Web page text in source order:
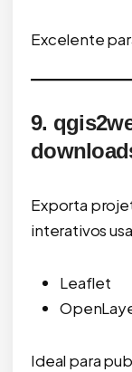
Excelente
9.
Exporta
interativos
Leaflet
Ideal para